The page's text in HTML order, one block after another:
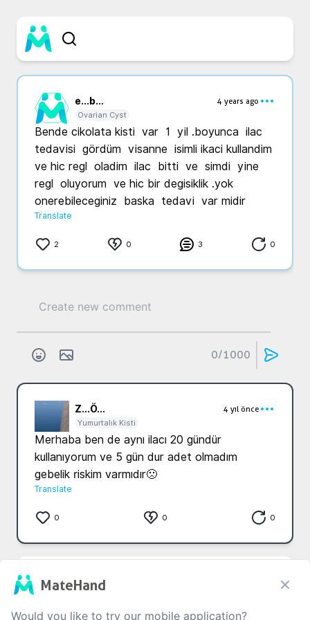
e...b...
4 years ago
Ovarian Cyst
Bende cikolata kisti  var  1  yil .boyunca  ilac
tedavisi  gördüm  visanne  isimli ikaci kullandim
ve hic regl  oladim  ilac  bitti  ve  simdi  yine
regl  oluyorum  ve hic bir degisiklik .yok
onerebileceginiz  baska  tedavi  var midir
Translate
2 0 3 0
0/1000
Z...Ö...
4 yıl önce
Yumurtalık Kisti
Merhaba ben de aynı ilacı 20 gündür
kullanıyorum ve 5 gün dur adet olmadım
gebelik riskim varmıdır🙁
Translate
0 0 0
P...T...
16.5 cm ulaşmış kistim cerrahi müdahale ile
MateHand
Would you like to try our mobile application?